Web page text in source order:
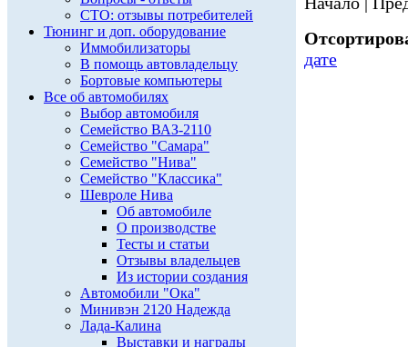
СТО: отзывы потребителей
Тюнинг и доп. оборудование
Иммобилизаторы
В помощь автовладельцу
Бортовые компьютеры
Все об автомобилях
Выбор автомобиля
Семейство ВАЗ-2110
Семейство "Самара"
Семейство "Нива"
Семейство "Классика"
Шевроле Нива
Об автомобиле
О производстве
Тесты и статьи
Отзывы владельцев
Из истории создания
Автомобили "Ока"
Минивэн 2120 Надежда
Лада-Калина
Выставки и награды
дате